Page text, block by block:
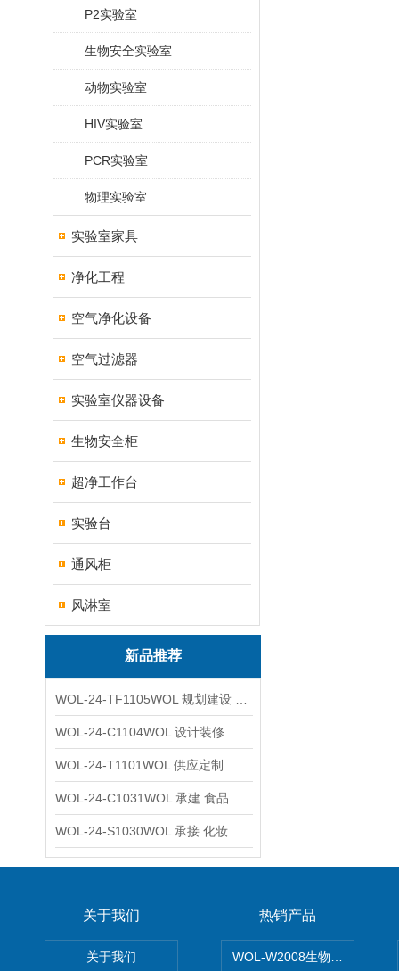
P2实验室
生物安全实验室
动物实验室
HIV实验室
PCR实验室
物理实验室
实验室家具
净化工程
空气净化设备
空气过滤器
实验室仪器设备
生物安全柜
超净工作台
实验台
通风柜
风淋室
新品推荐
关于我们
关于我们
热销产品
WOL-W2008生物制药GMP